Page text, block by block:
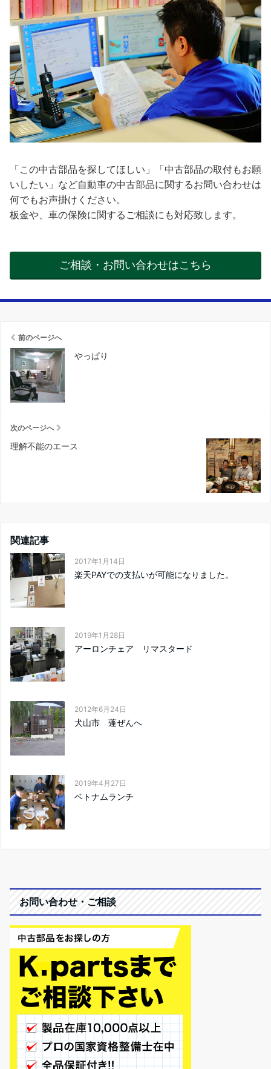
「この中古部品を探してほしい」「中古部品の取付もお願
いしたい」など自動車の中古部品に関するお問い合わせは
何でもお声掛けください。
板金や、車の保険に関するご相談にも対応致します。
ご相談・お問い合わせはこちら
前のページへ
やっぱり
次のページへ
理解不能のエース
関連記事
2017年1月14日
楽天PAYでの支払いが可能になりました。
2019年1月28日
アーロンチェア リマスタード
2012年6月24日
犬山市 蓬ぜんへ
2019年4月27日
ベトナムランチ
お問い合わせ・ご相談